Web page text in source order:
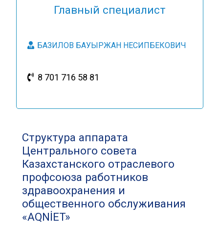
Главный специалист
БАЗИЛОВ БАУЫРЖАН НЕСИПБЕКОВИЧ
8 701 716 58 81
Структура аппарата
Центрального совета
Казахстанского отраслевого
профсоюза работников
здравоохранения и
общественного обслуживания
«AQNİET»